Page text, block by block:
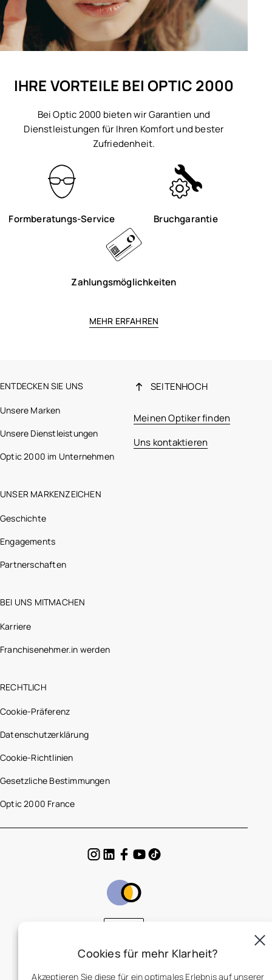
IHRE VORTEILE BEI OPTIC 2000
Bei Optic 2000 bieten wir Garantien und
Dienstleistungen für Ihren Komfort und bester
Zufriedenheit.
Formberatungs-Service Bruchgarantie
Zahlungsmöglichkeiten
MEHR ERFAHREN
ENTDECKEN SIE UNS
Unsere Marken
Unsere Dienstleistungen
Optic 2000 im Unternehmen
UNSER MARKENZEICHEN
Geschichte
Engagements
Partnerschaften
BEI UNS MITMACHEN
Karriere
Franchisenehmer.in werden
RECHTLICH
Cookie-Präferenz
Datenschutzerklärung
Cookie-Richtlinien
Gesetzliche Bestimmungen
Optic 2000 France
SEITENHOCH
Meinen Optiker finden
Uns kontaktieren
Cookies für mehr Klarheit?
Akzeptieren Sie diese für ein optimales Erlebnis auf unserer